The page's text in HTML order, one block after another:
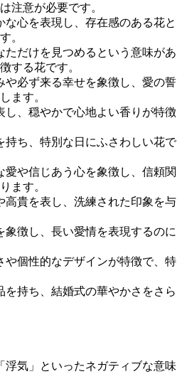
注意が必要です。
な心を表現し、存在感のある花と
。
ただけを見つめるという意味があ
する花です。
や必ず来る幸せを象徴し、愛の誓
ます。
し、穏やかで心地よい香りが特徴
持ち、特別な日にふさわしい花で
愛や信じあう心を象徴し、信頼関
ます。
高貴を表し、洗練された印象を与
象徴し、長い愛情を表現するのに
や個性的なデザインが特徴で、特
を持ち、結婚式の華やかさをさら
浮気」といったネガティブな意味